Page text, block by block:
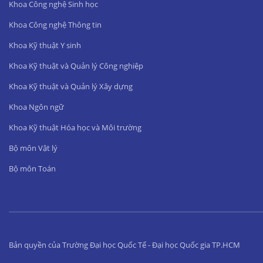
Khoa Công nghệ Sinh học
Khoa Công nghệ Thông tin
Khoa Kỹ thuật Y sinh
Khoa Kỹ thuật và Quản lý Công nghiệp
Khoa Kỹ thuật và Quản lý Xây dựng
Khoa Ngôn ngữ
Khoa Kỹ thuật Hóa học và Môi trường
Bộ môn Vật lý
Bộ môn Toán
Bản quyền của Trường Đại học Quốc Tế - Đại học Quốc gia TP.HCM